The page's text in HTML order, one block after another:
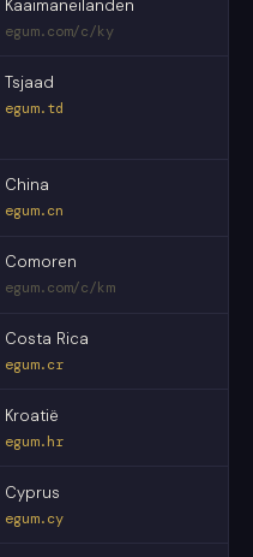
Kaaimaneilanden
egum.com/c/ky
Tsjaad
egum.td
China
egum.cn
Comoren
egum.com/c/km
Costa Rica
egum.cr
Kroatië
egum.hr
Cyprus
egum.cy